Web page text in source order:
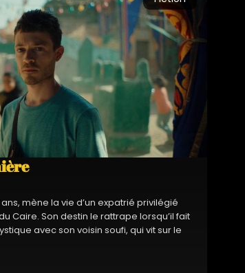
mène la vie d’un expatrié privilégié
Caire. Son destin le rattrape lorsqu’il fait
avec son voisin soufi, qui vit sur le